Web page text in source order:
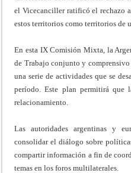
el Vicecanciller ratificó el rechazo
estos territorios como territorios de
En esta IX Comisión Mixta, la
de Trabajo conjunto y
una serie de actividades que se
período. Este plan permitirá que
relacionamiento.
Las autoridades argentinas y
consolidar el diálogo sobre
compartir información a fin de
temas en los foros multilaterales.